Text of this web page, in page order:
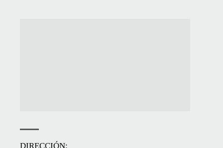
DIRECCIÓN: